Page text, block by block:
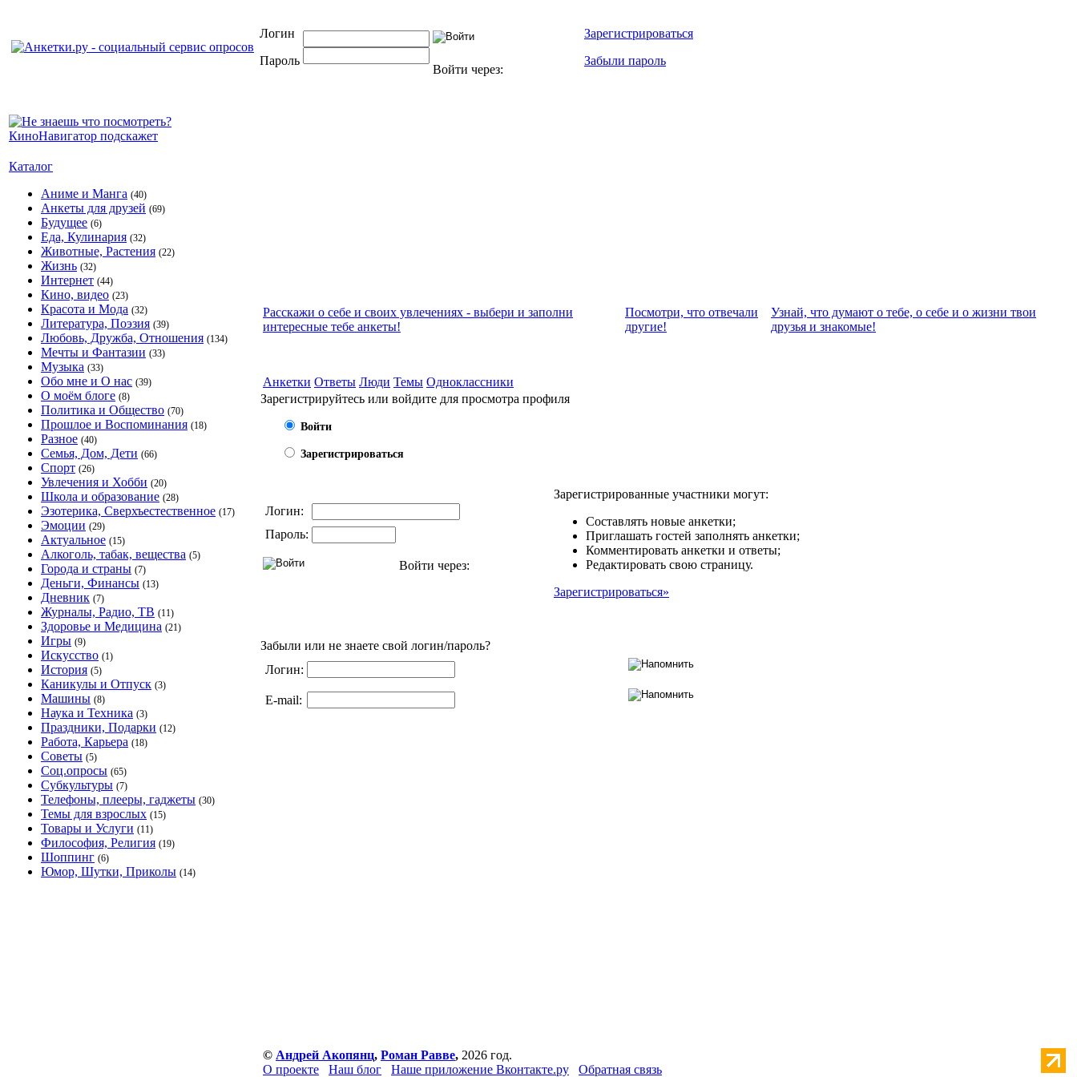
Логин
Пароль
Войти через:
Зарегистрироваться
Забыли пароль
Каталог
Аниме и Манга (40)
Анкеты для друзей (69)
Будущее (6)
Еда, Кулинария (32)
Животные, Растения (22)
Жизнь (32)
Интернет (44)
Кино, видео (23)
Красота и Мода (32)
Литература, Поэзия (39)
Любовь, Дружба, Отношения (134)
Мечты и Фантазии (33)
Музыка (33)
Обо мне и О нас (39)
О моём блоге (8)
Политика и Общество (70)
Прошлое и Воспоминания (18)
Разное (40)
Семья, Дом, Дети (66)
Спорт (26)
Увлечения и Хобби (20)
Школа и образование (28)
Эзотерика, Сверхъестественное (17)
Эмоции (29)
Актуальное (15)
Алкоголь, табак, вещества (5)
Города и страны (7)
Деньги, Финансы (13)
Дневник (7)
Журналы, Радио, ТВ (11)
Здоровье и Медицина (21)
Игры (9)
Искусство (1)
История (5)
Каникулы и Отпуск (3)
Машины (8)
Наука и Техника (3)
Праздники, Подарки (12)
Работа, Карьера (18)
Советы (5)
Соц.опросы (65)
Субкультуры (7)
Телефоны, плееры, гаджеты (30)
Темы для взрослых (15)
Товары и Услуги (11)
Философия, Религия (19)
Шоппинг (6)
Юмор, Шутки, Приколы (14)
Расскажи о себе и своих увлечениях - выбери и заполни
интересные тебе анкеты!
Посмотри, что отвeчали
другие!
Узнай, что думают о тебе, о себе и о жизни твои
друзья и знакомые!
Анкетки Ответы Люди Темы Одноклассники
Зарегистрируйтесь или войдите для просмотра профиля
Войти
Зарегистрироваться
Логин:
Пароль:
Войти через:
Зарегистрированные участники могут:
Составлять новые анкетки;
Приглашать гостей заполнять анкетки;
Комментировать анкетки и ответы;
Редактировать свою страницу.
Зарегистрироваться»
Забыли или не знаете свой логин/пароль?
Логин:
E-mail:
© Андрей Акопянц, Роман Равве, 2026 год.
О проекте
Наш блог Наше приложение Вконтакте.ру Обратная связь